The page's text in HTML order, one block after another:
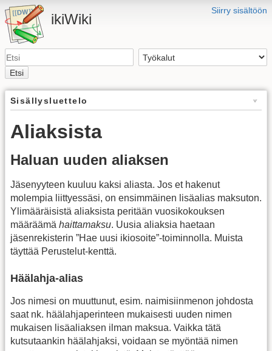
Siirry sisältöön
ikiWiki
Etsi
Sisällysluettelo
Aliaksista
Haluan uuden aliaksen
Jäsenyyteen kuuluu kaksi aliasta. Jos et hakenut
molempia liittyessäsi, on ensimmäinen lisäalias maksuton.
Ylimääräisistä aliaksista peritään vuosikokouksen
määräämä haittamaksu. Uusia aliaksia haetaan
jäsenrekisterin ”Hae uusi ikiosoite”-toiminnolla. Muista
täyttää Perustelut-kenttä.
Häälahja-alias
Jos nimesi on muuttunut, esim. naimisiinmenon johdosta
saat nk. häälahjaperinteen mukaisesti uuden nimen
mukaisen lisäaliaksen ilman maksua. Vaikka tätä
kutsutaankin häälahjaksi, voidaan se myöntää nimen